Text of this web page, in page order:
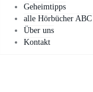
Geheimtipps
alle Hörbücher
Über uns
Kontakt